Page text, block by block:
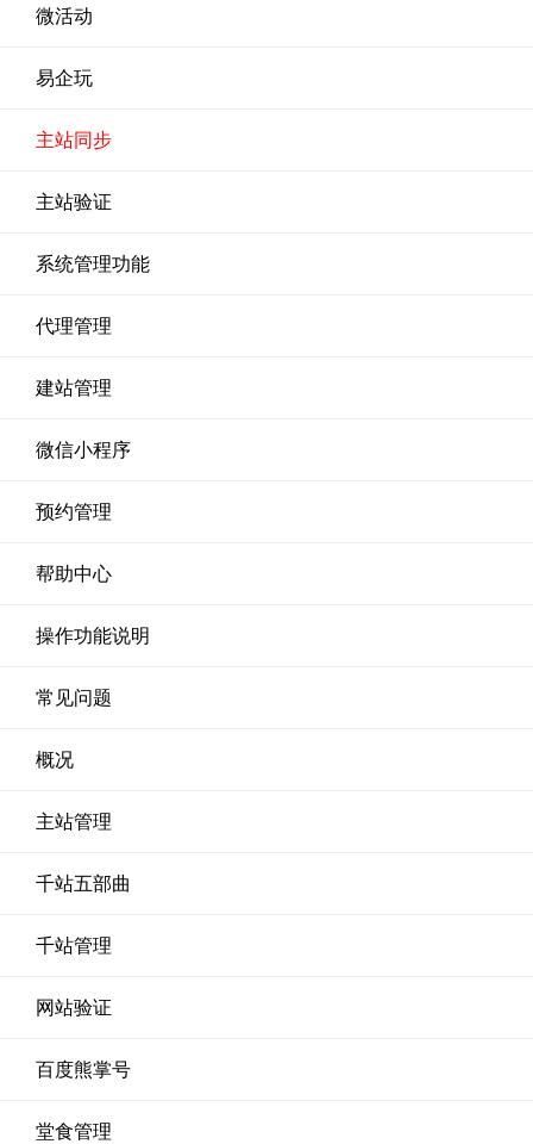
微活动
易企玩
主站同步
主站验证
系统管理功能
代理管理
建站管理
微信小程序
预约管理
帮助中心
操作功能说明
常见问题
概况
主站管理
千站五部曲
千站管理
网站验证
百度熊掌号
堂食管理